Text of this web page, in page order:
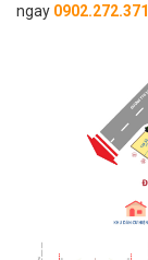
ngay 0902.272.371